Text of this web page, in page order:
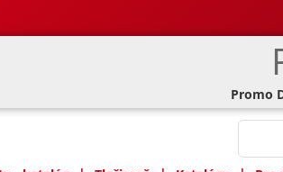
Promo